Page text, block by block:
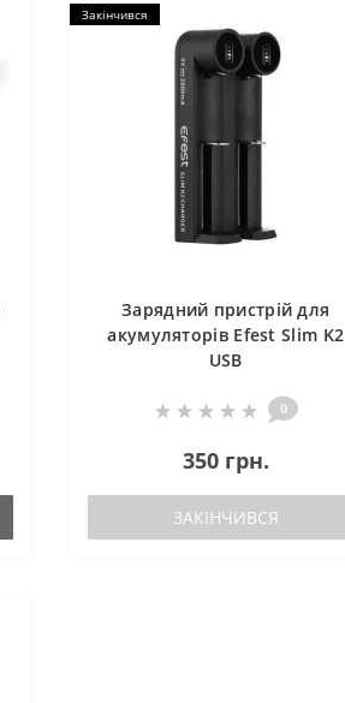
Закінчився
Зарядний пристрій для
акумуляторів Efest Slim K2
USB
0
350 грн.
ЗАКІНЧИВСЯ